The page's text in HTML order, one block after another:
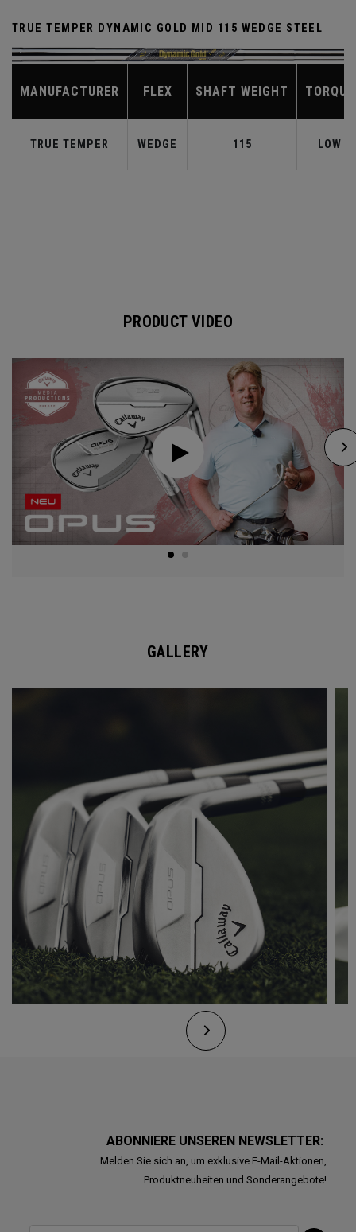
TRUE TEMPER DYNAMIC GOLD MID 115 WEDGE STEEL
MANUFACTURER FLEX SHAFT WEIGHT TORQUE
TRUE TEMPER WEDGE 115 LOW
PRODUCT VIDEO
GALLERY
ABONNIERE UNSEREN NEWSLETTER:
Melden Sie sich an, um exklusive E-Mail-Aktionen,
Produktneuheiten und Sonderangebote!